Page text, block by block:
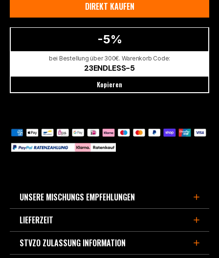
DIREKT KAUFEN
-5%
bei Bestellung über 300€. Warenkorb Code:
23ENDLESS-5
Kopieren
UNSERE MISCHUNGS EMPFEHLUNGEN
FÜR DEN SPORTLICHEN STRAßENEINSATZ,
BERGPÄSSE UND LEICHTE TRACKDAYS
- MX87ist die Weiterentwicklung des beliebten Straßen-
LIEFERZEIT
3-5 Werktage, wenn im Europa Zentrallager lagernd.
STVZO ZULASSUNG INFORMATION